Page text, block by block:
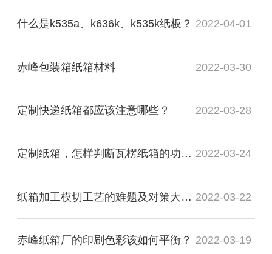
什么是k535a、k636k、k535k纸板？ 2022-04-01
赤峰包装箱纸箱材料 2022-03-30
定制快递纸箱都应该注意哪些？ 2022-03-28
定制纸箱，怎样判断瓦楞纸箱的功能质量是否合格？ 2022-03-24
纸箱加工模切工艺的难题及对策大盘点 2022-03-22
赤峰纸箱厂的印刷色彩该如何平衡？ 2022-03-19